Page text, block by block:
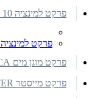
פרקט למינציה 10 מ"מ
פרקט למינציה 10 מ"מ אלטיטיוד פלוס
פרקט מוגן מים Organic ORCA
פרקט מייסטר MEISTER